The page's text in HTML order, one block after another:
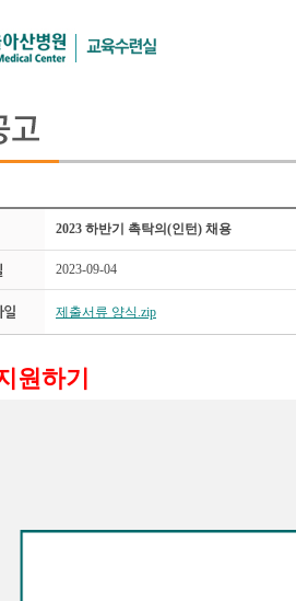
2023 하반기 촉탁의(인턴) 채용
2023-09-04
제출서류 양식.zip
원하기